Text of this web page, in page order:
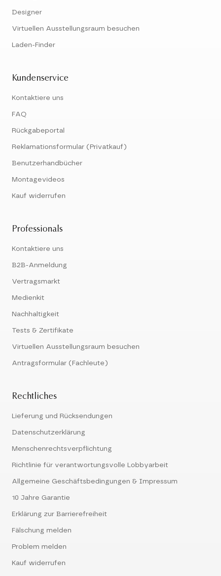
Designer
Virtuellen Ausstellungsraum besuchen
Laden-Finder
Kundenservice
Kontaktiere uns
FAQ
Rückgabeportal
Reklamationsformular (Privatkauf)
Benutzerhandbücher
Montagevideos
Kauf widerrufen
Professionals
Kontaktiere uns
B2B-Anmeldung
Vertragsmarkt
Medienkit
Nachhaltigkeit
Tests & Zertifikate
Virtuellen Ausstellungsraum besuchen
Antragsformular (Fachleute)
Rechtliches
Lieferung und Rücksendungen
Datenschutzerklärung
Menschenrechtsverpflichtung
Richtlinie für verantwortungsvolle Lobbyarbeit
Allgemeine Geschäftsbedingungen & Impressum
10 Jahre Garantie
Erklärung zur Barrierefreiheit
Fälschung melden
Problem melden
Kauf widerrufen